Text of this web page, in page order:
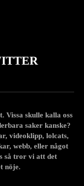
Vissa skulle kalla oss
saker kanske?
videoklipp, lolcats,
webb, eller något
så tror vi att det
nöje.